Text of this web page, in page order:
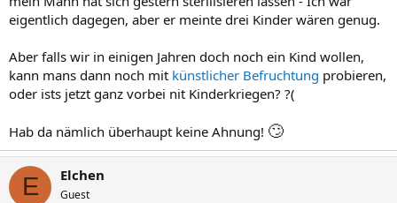
eigentlich dagegen, aber er meinte drei Kinder wären genug.
Aber falls wir in einigen Jahren doch noch ein Kind wollen,
kann mans dann noch mit künstlicher Befruchtung probieren,
oder ists jetzt ganz vorbei nit Kinderkriegen? ?(
Hab da nämlich überhaupt keine Ahnung! 🙄
E Elchen
Guest